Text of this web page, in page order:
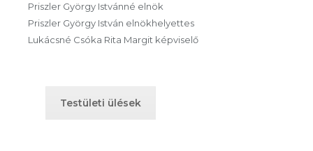
Priszler György Istvánné elnök
Priszler György István elnökhelyettes
Lukácsné Csóka Rita Margit képviselő
Testületi ülések